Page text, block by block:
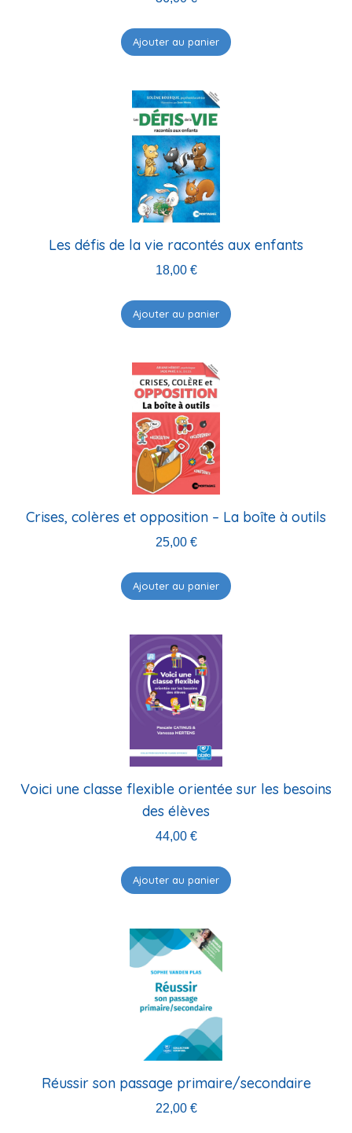
Ajouter au panier
Les défis de la vie racontés aux enfants
18,00 €
Ajouter au panier
Crises, colères et opposition – La boîte à outils
25,00 €
Ajouter au panier
Voici une classe flexible orientée sur les besoins
des élèves
44,00 €
Ajouter au panier
Réussir son passage primaire/secondaire
22,00 €